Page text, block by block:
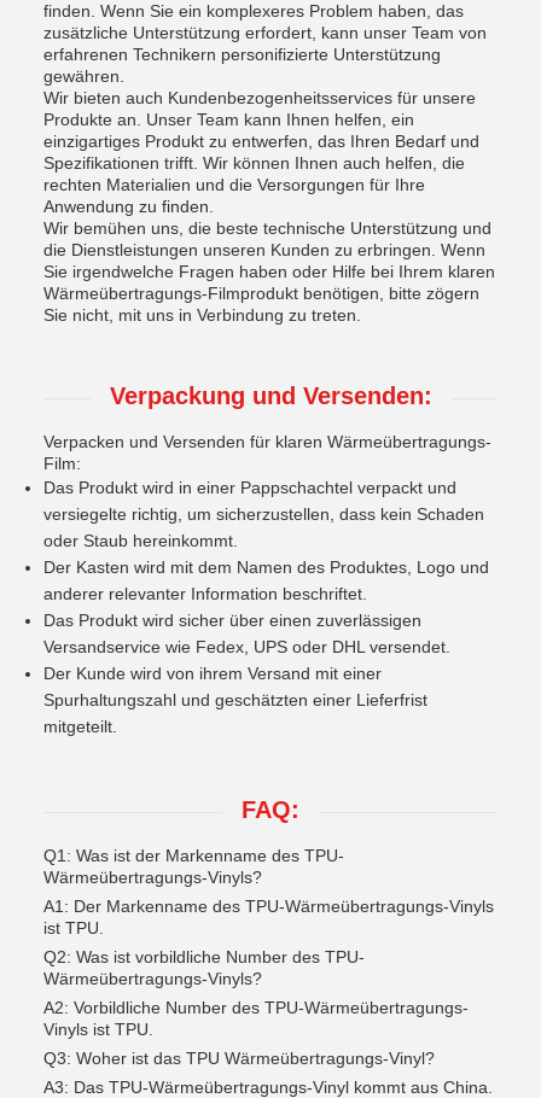
finden. Wenn Sie ein komplexeres Problem haben, das
zusätzliche Unterstützung erfordert, kann unser Team von
erfahrenen Technikern personifizierte Unterstützung
gewähren.
Wir bieten auch Kundenbezogenheitsservices für unsere
Produkte an. Unser Team kann Ihnen helfen, ein
einzigartiges Produkt zu entwerfen, das Ihren Bedarf und
Spezifikationen trifft. Wir können Ihnen auch helfen, die
rechten Materialien und die Versorgungen für Ihre
Anwendung zu finden.
Wir bemühen uns, die beste technische Unterstützung und
die Dienstleistungen unseren Kunden zu erbringen. Wenn
Sie irgendwelche Fragen haben oder Hilfe bei Ihrem klaren
Wärmeübertragungs-Filmprodukt benötigen, bitte zögern
Sie nicht, mit uns in Verbindung zu treten.
Verpackung und Versenden:
Verpacken und Versenden für klaren Wärmeübertragungs-
Film:
Das Produkt wird in einer Pappschachtel verpackt und
versiegelte richtig, um sicherzustellen, dass kein Schaden
oder Staub hereinkommt.
Der Kasten wird mit dem Namen des Produktes, Logo und
anderer relevanter Information beschriftet.
Das Produkt wird sicher über einen zuverlässigen
Versandservice wie Fedex, UPS oder DHL versendet.
Der Kunde wird von ihrem Versand mit einer
Spurhaltungszahl und geschätzten einer Lieferfrist
mitgeteilt.
FAQ:
Q1: Was ist der Markenname des TPU-
Wärmeübertragungs-Vinyls?
A1: Der Markenname des TPU-Wärmeübertragungs-Vinyls
ist TPU.
Q2: Was ist vorbildliche Number des TPU-
Wärmeübertragungs-Vinyls?
A2: Vorbildliche Number des TPU-Wärmeübertragungs-
Vinyls ist TPU.
Q3: Woher ist das TPU Wärmeübertragungs-Vinyl?
A3: Das TPU-Wärmeübertragungs-Vinyl kommt aus China.